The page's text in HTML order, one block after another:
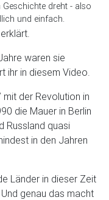
dreht - also
und einfach.
waren sie
ihr in diesem Video.
der Revolution in
die Mauer in Berlin
Russland quasi
in den Jahren
Länder in dieser Zeit
genau das macht